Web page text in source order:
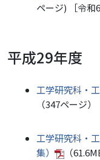
ページ) ［令和
平成29年度
工学研究科・
（347ページ
工学研究科・
集）
（